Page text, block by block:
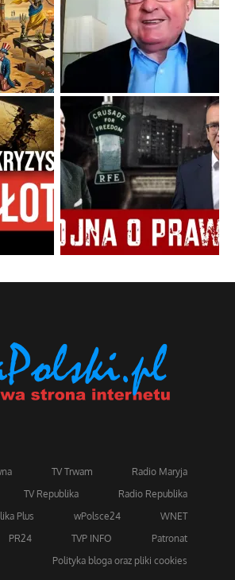
TV Trwam
Radio Maryja
TV Republika
Radio Republika
Plus
wPolsce24
WNET
PR24
TVP INFO
Patronat
Polityka bloga oraz pliki cookies